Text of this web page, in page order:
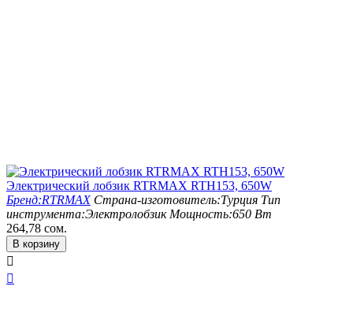
Электрический лобзик RTRMAX RTH153, 650W
Бренд:RTRMAX Страна-изготовитель:Турция Тип
инструмента:Электролобзик Мощность:650 Вт
264,78 сом.
В корзину

